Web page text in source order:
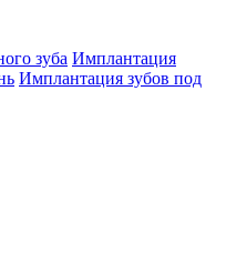
зуба Имплантация
Имплантация зубов под